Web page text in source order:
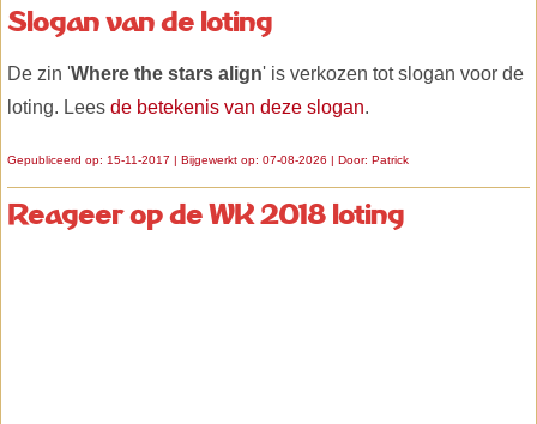
Slogan van de loting
De zin 'Where the stars align' is verkozen tot slogan voor de
loting. Lees de betekenis van deze slogan.
Gepubliceerd op: 15-11-2017 | Bijgewerkt op: 07-08-2026 | Door: Patrick
Reageer op de WK 2018 loting